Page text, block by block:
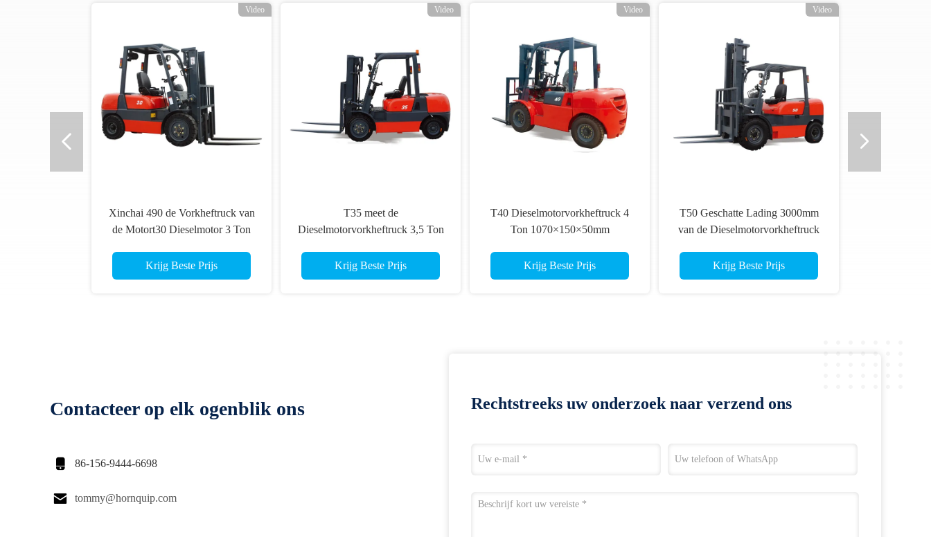
Video
Xinchai 490 de Vorkheftruck van
de Motort30 Dieselmotor 3 Ton
Krijg Beste Prijs
Video
T35 meet de
Dieselmotorvorkheftruck 3,5 Ton
Krijg Beste Prijs
Video
T40 Dieselmotorvorkheftruck 4
Ton 1070×150×50mm
Krijg Beste Prijs
Video
T50 Geschatte Lading 3000mm
van de Dieselmotorvorkheftruck
Krijg Beste Prijs
Contacteer op elk ogenblik ons
 86-156-9444-6698
 tommy@hornquip.com
Rechtstreeks uw onderzoek naar verzend ons